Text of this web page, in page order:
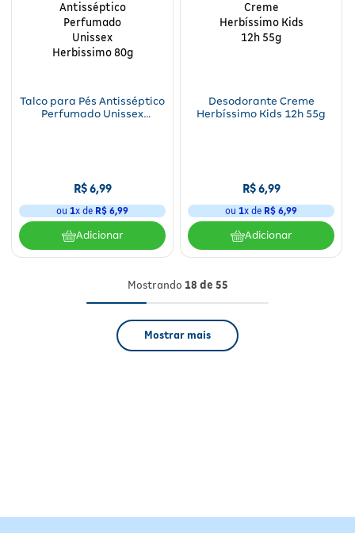
Talco para Pés Antisséptico
Perfumado Unissex
R$6,99
ou 1x de R$ 6,99
Adicionar
Desodorante Creme
Herbíssimo Kids 12h 55g
R$6,99
ou 1x de R$ 6,99
Adicionar
Mostrando 18 de 55
Mostrar mais